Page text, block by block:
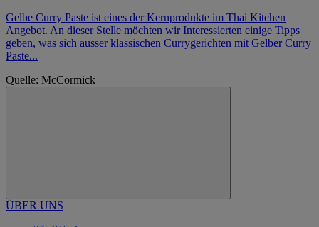
Gelbe Curry Paste ist eines der Kernprodukte im Thai Kitchen
Angebot. An dieser Stelle möchten wir Interessierten einige Tipps
geben, was sich ausser klassischen Currygerichten mit Gelber Curry
Paste...
Quelle: McCormick
ÜBER UNS